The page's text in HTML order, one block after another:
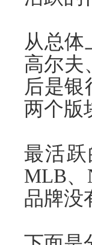
从总体
高尔夫
后是
两个版
最活
MLB、
品牌没